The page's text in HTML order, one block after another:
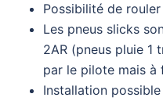
Possibilité de
Les pneus slicks
2AR (pneus pluie 1
par le pilote mais à
Installation